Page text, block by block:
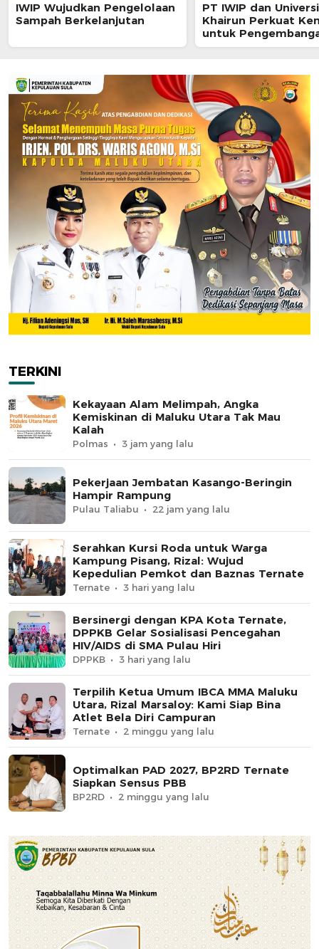
IWIP Wujudkan Pengelolaan
Sampah Berkelanjutan
PT IWIP dan
Khairun Perkuat
untuk
Maluku Utara
TERKINI
Kekayaan Alam Melimpah, Angka
Kemiskinan di Maluku Utara Tak Mau
Kalah
Polmas 3 jam yang lalu
Pekerjaan Jembatan Kasango-Beringin
Hampir Rampung
Pulau Taliabu 22 jam yang lalu
Serahkan Kursi Roda untuk Warga
Kampung Pisang, Rizal: Wujud
Kepedulian Pemkot dan Baznas Ternate
Ternate 3 hari yang lalu
Bersinergi dengan KPA Kota Ternate,
DPPKB Gelar Sosialisasi Pencegahan
HIV/AIDS di SMA Pulau Hiri
DPPKB 3 hari yang lalu
Terpilih Ketua Umum IBCA MMA Maluku
Utara, Rizal Marsaloy: Kami Siap Bina
Atlet Bela Diri Campuran
Ternate 2 minggu yang lalu
Optimalkan PAD 2027, BP2RD Ternate
Siapkan Sensus PBB
BP2RD 2 minggu yang lalu